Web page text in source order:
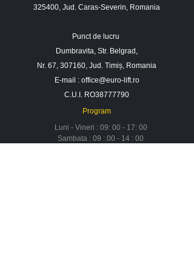
325400, Jud. Caras-Severin, Romania
Punct de lucru
Dumbravita, Str. Belgrad,
Nr. 67, 307160, Jud. Timiș, Romania
E-mail : office@euro-lift.ro
C.U.I. RO38777790
Program
Luni - Vineri : 09: 00 - 17: 00
Sambata : 09 : 00 - 14 : 00